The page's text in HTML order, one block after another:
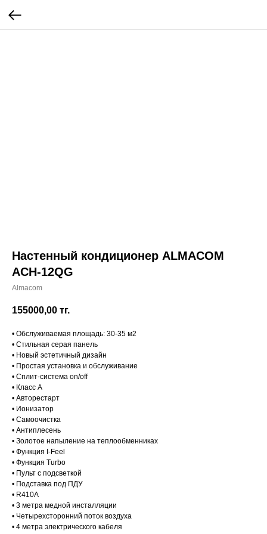
Настенный кондиционер ALMACOM
ACH-12QG
Almacom
155000,00 тг.
• Обслуживаемая площадь: 30-35 м2
• Стильная серая панель
• Новый эстетичный дизайн
• Простая установка и обслуживание
• Сплит-система on/off
• Класс А
• Авторестарт
• Ионизатор
• Самоочистка
• Антиплесень
• Золотое напыление на теплообменниках
• Функция I-Feel
• Функция Turbo
• Пульт с подсветкой
• Подставка под ПДУ
• R410A
• 3 метра медной инсталляции
• Четырехсторонний поток воздуха
• 4 метра электрического кабеля